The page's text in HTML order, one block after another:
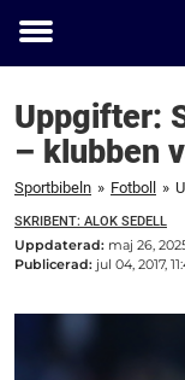
Toggle
Uppgifter:
– klubben
Sportbibeln » Fotboll »
SKRIBENT: ALOK SEDELL
Uppdaterad: maj 26,
Publicerad: jul 04, 2017,